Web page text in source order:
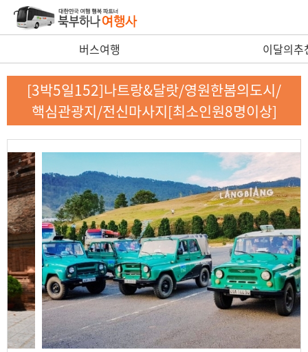
버스여행 이달의추
[3박5일152]나트랑&달랏/영원한봄의도시/
핵심관광지/전신마사지[최소인원8명이상]